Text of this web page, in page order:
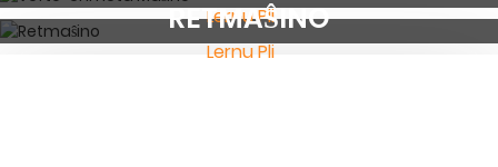
Lernu Pli
RETMAŜINO
Lernu Pli